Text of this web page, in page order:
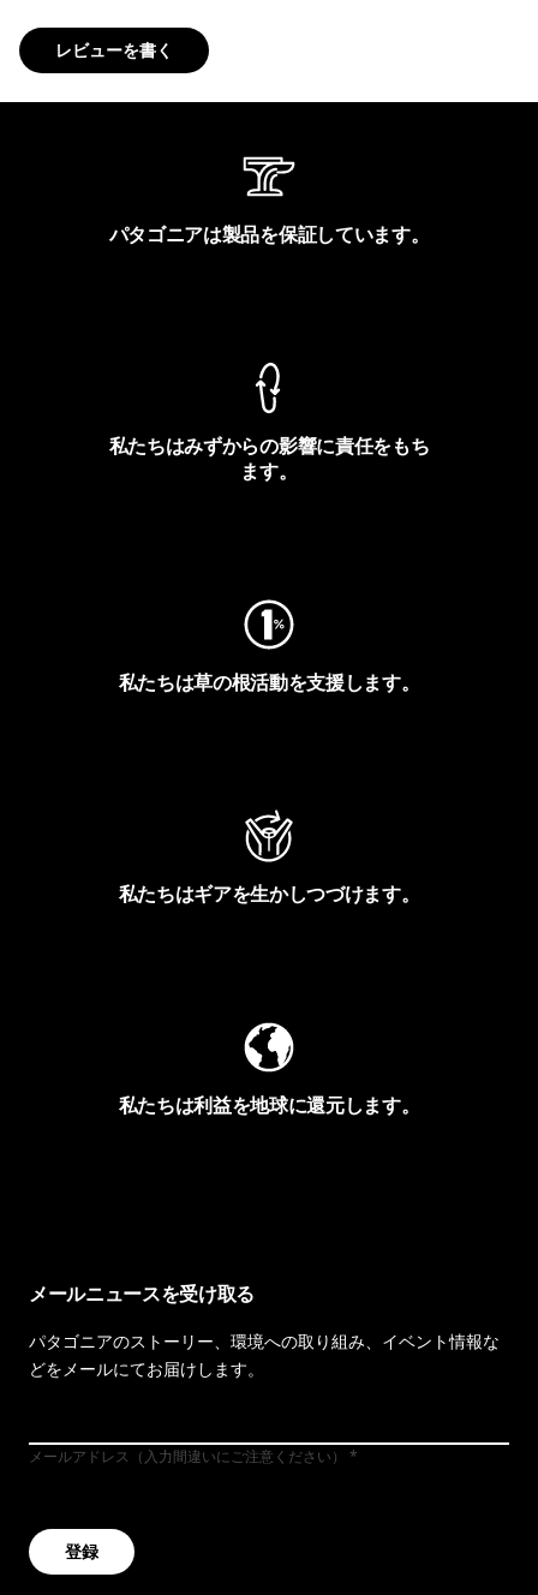
レビューを書く
パタゴニアは製品を保証しています。
私たちはみずからの影響に責任をもち
ます。
私たちは草の根活動を支援します。
私たちはギアを生かしつづけます。
私たちは利益を地球に還元します。
メールニュースを受け取る
パタゴニアのストーリー、環境への取り組み、イベント情報な
どをメールにてお届けします。
メールアドレス（入力間違いにご注意ください）
登録